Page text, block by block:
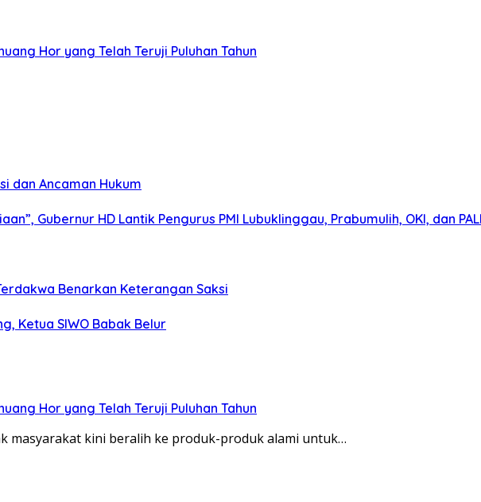
Hor yang Telah Teruji Puluhan Tahun
dan Ancaman Hukum
Gubernur HD Lantik Pengurus PMI Lubuklinggau, Prabumulih, OKI, dan PALI
Benarkan Keterangan Saksi
Ketua SIWO Babak Belur
Hor yang Telah Teruji Puluhan Tahun
masyarakat kini beralih ke produk-produk alami untuk…